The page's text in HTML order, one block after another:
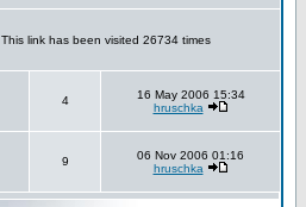
This link has been visited 26734 times
4
16 May 2006 15:34
hruschka
9
06 Nov 2006 01:16
hruschka